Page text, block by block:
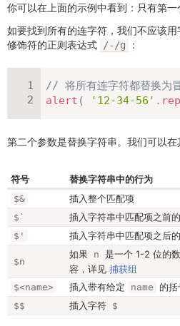
你可以在上面的示例中看到：只有第一
如要找到所有的连字符，我们不应该用
修饰符的正则表达式 /-/g ：
// 将所有连字符都替换为
alert ( '12-34-56' .
第二个参数是替换字符串。我们可以在
符号 替换字符串中的行为
$& 插入整个匹配项
$` 插入字符串中匹配项之前
$' 插入字符串中匹配项之后
$n
如果 n 是一个 1-2 位的
容，详见 捕获组
$<name> 插入带有给定 name 的
$$ 插入字符 $